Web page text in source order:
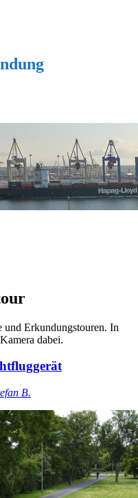
und Erkundungstouren. In
dabei.
B.